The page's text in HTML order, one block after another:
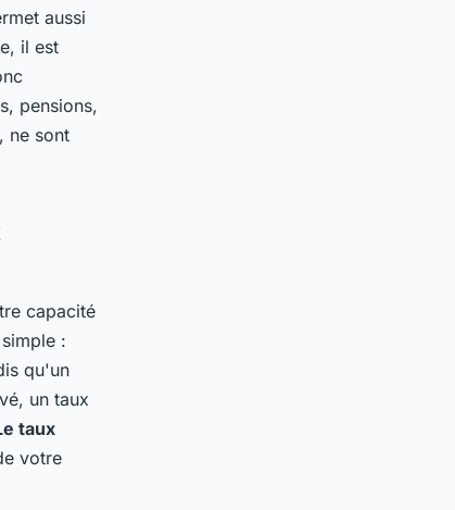
aussi
il est
pensions,
ne sont
capacité
:
qu'un
un taux
taux
votre